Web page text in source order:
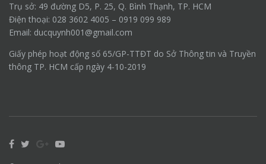
Trụ sở: 49 đường D5, P. 25, Q. Bình Thạnh, TP. HCM
Điện thoại: 028 3602 4005 – 0919 099 989
Email: ducquynh001@gmail.com
Giấy phép hoạt động số 65/GP-TTĐT do Sở Thông tin và Truyền
thông TP. HCM cấp ngày 4-10-2019